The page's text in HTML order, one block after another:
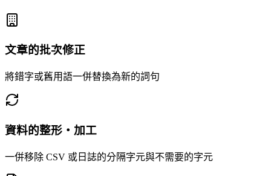
文章的批次修正
將錯字或舊用語一併替換為新的詞句
資料的整形・加工
一併移除 CSV 或日誌的分隔字元與不需要的字元